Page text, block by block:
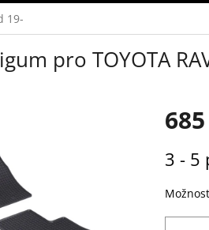
19-
pro TOYOTA
cena:
3 - 5